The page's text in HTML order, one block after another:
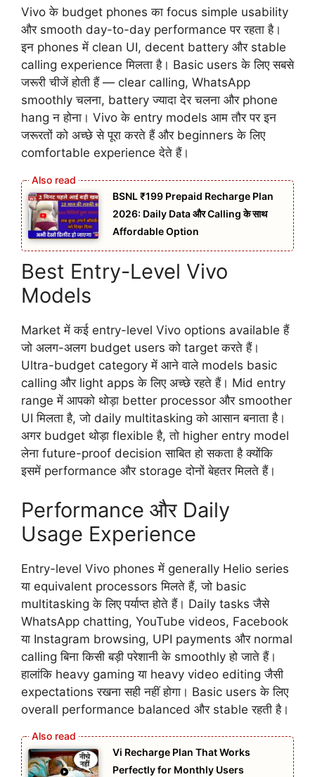
Vivo के budget phones का focus simple usability
और smooth day-to-day performance पर रहता है।
इन phones में clean UI, decent battery और stable
calling experience मिलता है। Basic users के लिए सबसे
जरूरी चीजें होती हैं — clear calling, WhatsApp
smoothly चलना, battery ज्यादा देर चलना और phone
hang न होना। Vivo के entry models आम तौर पर इन
जरूरतों को अच्छे से पूरा करते हैं और beginners के लिए
comfortable experience देते हैं।
BSNL ₹199 Prepaid Recharge Plan
2026: Daily Data और Calling के साथ
Affordable Option
Best Entry-Level Vivo
Models
Market में कई entry-level Vivo options available हैं
जो अलग-अलग budget users को target करते हैं।
Ultra-budget category में आने वाले models basic
calling और light apps के लिए अच्छे रहते हैं। Mid entry
range में आपको थोड़ा better processor और smoother
UI मिलता है, जो daily multitasking को आसान बनाता है।
अगर budget थोड़ा flexible है, तो higher entry model
लेना future-proof decision साबित हो सकता है क्योंकि
इसमें performance और storage दोनों बेहतर मिलते हैं।
Performance और Daily
Usage Experience
Entry-level Vivo phones में generally Helio series
या equivalent processors मिलते हैं, जो basic
multitasking के लिए पर्याप्त होते हैं। Daily tasks जैसे
WhatsApp chatting, YouTube videos, Facebook
या Instagram browsing, UPI payments और normal
calling बिना किसी बड़ी परेशानी के smoothly हो जाते हैं।
हालांकि heavy gaming या heavy video editing जैसी
expectations रखना सही नहीं होगा। Basic users के लिए
overall performance balanced और stable रहती है।
Vi Recharge Plan That Works
Perfectly for Monthly Users